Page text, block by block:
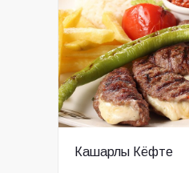
Кашарлы Кёфте